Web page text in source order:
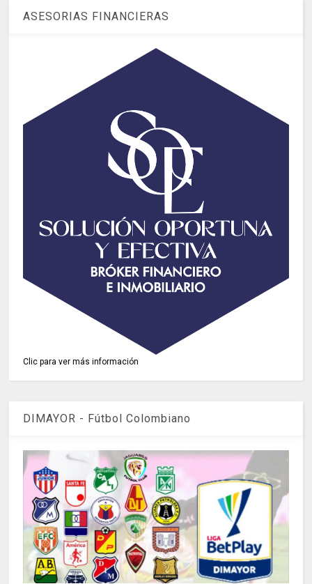
ASESORIAS FINANCIERAS
Clic para ver más información
DIMAYOR - Fútbol Colombiano